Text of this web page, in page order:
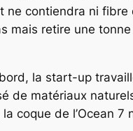
contiendra ni
mais retire une
la start-up
de matériaux
coque de l’Ocean